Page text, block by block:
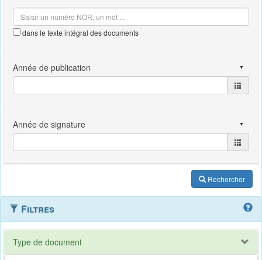
dans le texte intégral des documents
Rechercher
Filtres
Type de document